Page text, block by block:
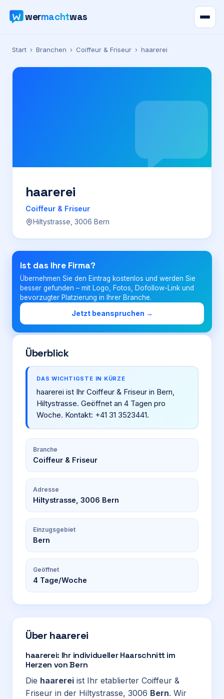
wermachtwas
Verzeichnis
Karte
Preise
Für Firmen
Login
Firma eintragen
Start › Branchen › Coiffeur & Friseur › haarerei
haarerei
Coiffeur & Friseur
Hiltystrasse, 3006 Bern
Ist das Ihre Firma?
Übernehmen Sie den Eintrag kostenlos und werden Sie
besser gefunden – mit Logo, Fotos, Dofollow-Link und
bevorzugter Platzierung in Ihrer Branche.
Jetzt beanspruchen →
Überblick
DAS WICHTIGSTE IN KÜRZE
haarerei ist Ihr Coiffeur & Friseur in Bern,
Hiltystrasse. Geöffnet an 4 Tagen pro
Woche. Kontakt: +41 31 3523441.
Branche
Coiffeur & Friseur
Adresse
Hiltystrasse, 3006 Bern
Einzugsgebiet
Bern
Geöffnet
4 Tage/Woche
Über haarerei
haarerei: Ihr individueller Haarschnitt im
Herzen von Bern
Die haarerei ist Ihr etablierter Coiffeur &
Friseur in der Hiltystrasse, 3006 Bern. Wir